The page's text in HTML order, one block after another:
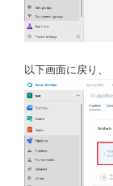
以下画面に戻り、